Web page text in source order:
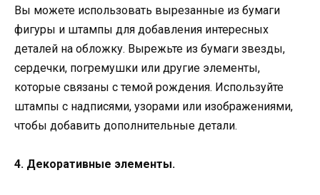
Вы можете использовать вырезанные из бумаги
фигуры и штампы для добавления интересных
деталей на обложку. Вырежьте из бумаги звезды,
сердечки, погремушки или другие элементы,
которые связаны с темой рождения. Используйте
штампы с надписями, узорами или изображениями,
чтобы добавить дополнительные детали.
4. Декоративные элементы.